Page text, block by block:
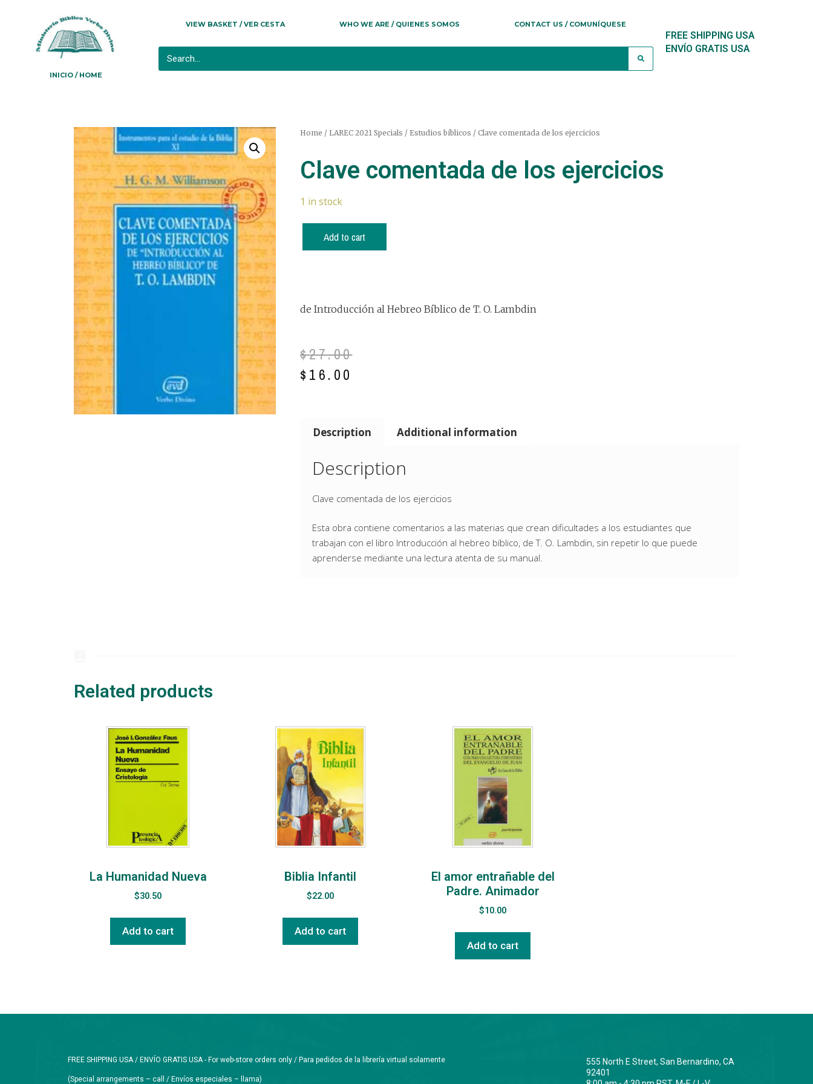
INICIO / HOME
VIEW BASKET / VER CESTA WHO WE ARE / QUIENES SOMOS CONTACT US / COMUNÍQUESE
FREE SHIPPING USA
ENVÍO GRATIS USA
Home / LAREC 2021 Specials / Estudios bíblicos / Clave comentada de los ejercicios
Clave comentada de los ejercicios
1 in stock
Add to cart
de Introducción al Hebreo Bíblico de T. O. Lambdin
$27.00
$ 16.00
Description Additional information
Description
Clave comentada de los ejercicios
Esta obra contiene comentarios a las materias que crean dificultades a los estudiantes que
trabajan con el libro Introducción al hebreo bíblico, de T. O. Lambdin, sin repetir lo que puede
aprenderse mediante una lectura atenta de su manual.
Related products
La Humanidad Nueva
$30.50
Add to cart
Biblia Infantil
$22.00
Add to cart
El amor entrañable del
Padre. Animador
$10.00
Add to cart
FREE SHIPPING USA / ENVÍO GRATIS USA - For web-store orders only / Para pedidos de la librería virtual solamente
(Special arrangements – call / Envíos especiales – llama)
555 North E Street, San Bernardino, CA
92401